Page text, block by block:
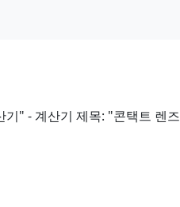
" - 계산기 제목: "콘택트 렌